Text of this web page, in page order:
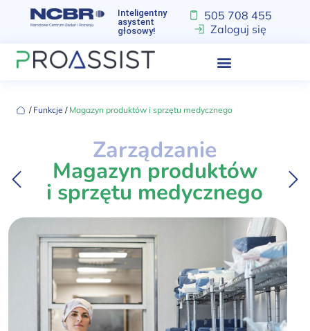
Inteligentny
asystent
głosowy!
505 708 455
Zaloguj się
‏‏‎ ‎/‏‏‎ ‎ Funkcje ‏‏‎ ‎/‏‏‎ ‎ Magazyn produktów i sprzętu medycznego
Zarządzanie
Magazyn produktów
i sprzętu medycznego